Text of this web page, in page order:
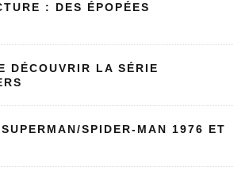
: DES ÉPOPÉES
DÉCOUVRIR LA SÉRIE
SPIDER-MAN 1976 ET